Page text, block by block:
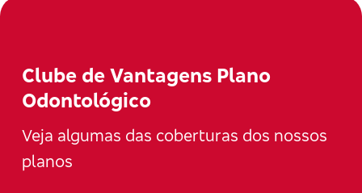
Clube de Vantagens Plano
Odontológico
Veja algumas das coberturas dos nossos
planos